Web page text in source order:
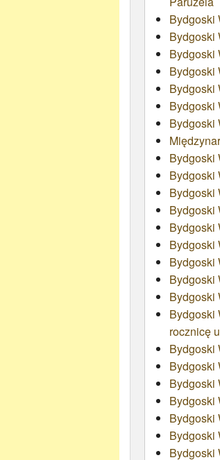
Bydgoski
Bydgoski
Bydgoski
Bydgoski
Bydgoski
Bydgoski
Bydgoski
Bydgoski
Bydgoski
Bydgoski
Bydgoski
Bydgoski
Bydgoski
Bydgoski
Bydgoski
Bydgoski
Bydgoski
rocznicę
Bydgoski
Bydgoski
Bydgoski
Bydgoski
Bydgoski
Bydgoski
Bydgoski